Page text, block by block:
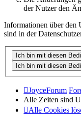
der Nutzer den
Informationen über den
sind in der
JoyceForum
Alle Zeiten sind
Alle Cookies